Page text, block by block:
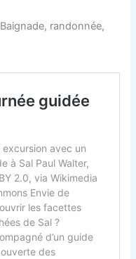
Baignade, randonnée,